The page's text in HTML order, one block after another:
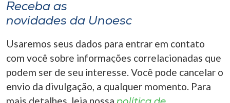
Receba as
novidades da Unoesc
Usaremos seus dados para entrar em contato
com você sobre informações correlacionadas que
podem ser de seu interesse. Você pode cancelar o
envio da divulgação, a qualquer momento. Para